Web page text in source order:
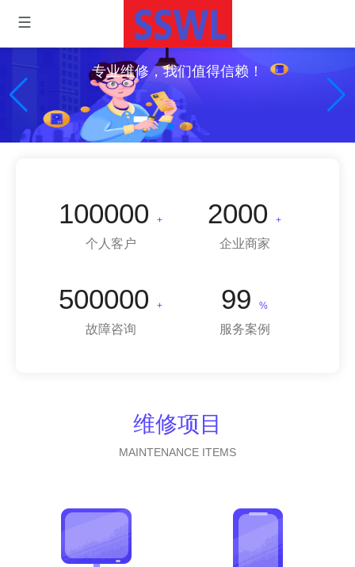
专业维修，我们值得信赖！
100000 +
个人客户
2000 +
企业商家
500000 +
故障咨询
99 %
服务案例
维修项目
MAINTENANCE ITEMS